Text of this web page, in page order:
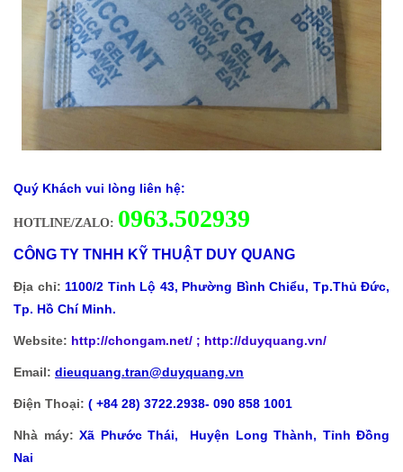
Quý Khách vui lòng liên hệ:
HOTLINE/ZALO: 0963.502939
CÔNG TY TNHH KỸ THUẬT DUY QUANG
Địa chỉ: 1100/2 Tỉnh Lộ 43, Phường Bình Chiểu, Tp.Thủ Đức,
Tp. Hồ Chí Minh.
Website: http://chongam.net/ ; http://duyquang.vn/
Email: dieuquang.tran@duyquang.vn
Điện Thoại: ( +84 28) 3722.2938- 090 858 1001
Nhà máy: Xã Phước Thái, Huyện Long Thành, Tỉnh Đồng
Nai